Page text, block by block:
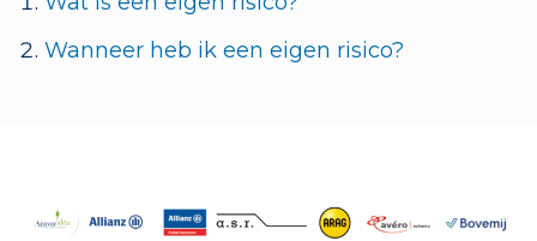
Wanneer heb ik een eigen risico?